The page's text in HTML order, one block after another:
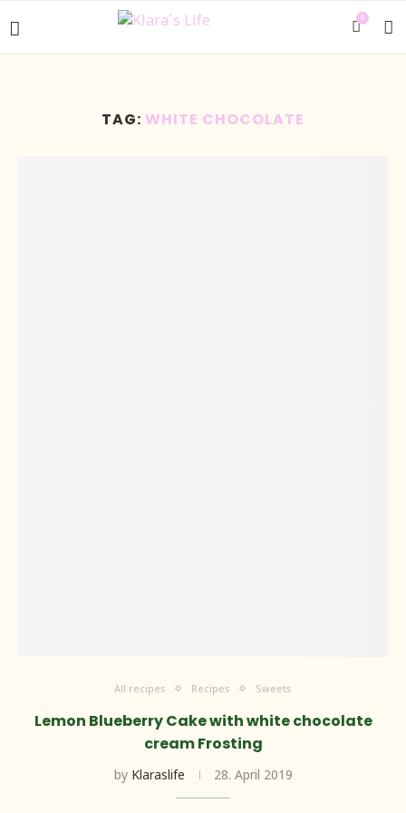
0
TAG: WHITE CHOCOLATE
All recipes Recipes Sweets
Lemon Blueberry Cake with white chocolate
cream Frosting
by Klaraslife 28. April 2019